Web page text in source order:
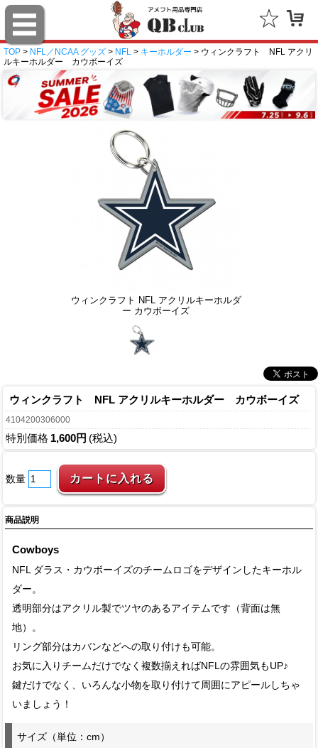
TOP > NFL／NCAA グッズ > NFL > キーホルダー > ウィンクラフト NFL アクリ
ルキーホルダー カウボーイズ
ウィンクラフト NFL アクリルキーホルダ
ー カウボーイズ
ウィンクラフト NFL アクリルキーホルダー カウボーイズ
4104200306000
特別価格 1,600円 (税込)
数量
商品説明
Cowboys
NFL ダラス・カウボーイズのチームロゴをデザインしたキーホル
ダー。
透明部分はアクリル製でツヤのあるアイテムです（背面は無
地）。
リング部分はカバンなどへの取り付けも可能。
お気に入りチームだけでなく複数揃えればNFLの雰囲気もUP♪
鍵だけでなく、いろんな小物を取り付けて周囲にアピールしちゃ
いましょう！
サイズ（単位：cm）